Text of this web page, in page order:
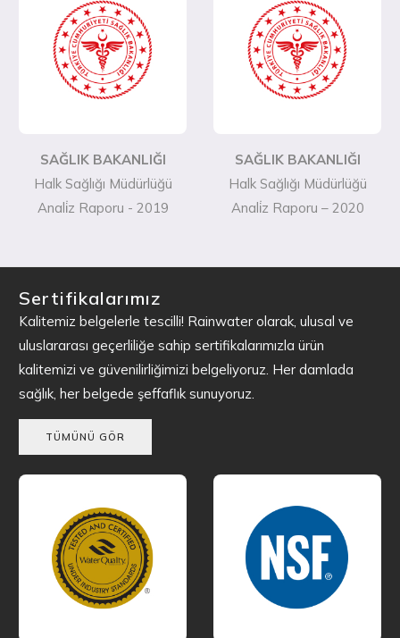
SAĞLIK BAKANLIĞI
Halk Sağlığı Müdürlüğü
Anali̇z Raporu - 2019
SAĞLIK BAKANLIĞI
Halk Sağlığı Müdürlüğü
Anali̇z Raporu – 2020
Sertifikalarımız
Kalitemiz belgelerle tescilli! Rainwater olarak, ulusal ve
uluslararası geçerliliğe sahip sertifikalarımızla ürün
kalitemizi ve güvenilirliğimizi belgeliyoruz. Her damlada
sağlık, her belgede şeffaflık sunuyoruz.
TÜMÜNÜ GÖR